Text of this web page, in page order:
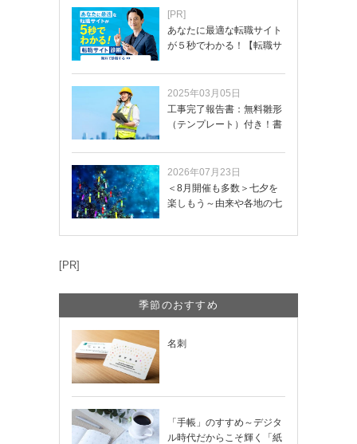
[PR]
あなたに最適な転職サイト
が５秒でわかる！【転職サ
2025年03月05日
工事完了報告書：無料雛形
（テンプレート）付き！書
2026年07月23日
＜8月開催も多数＞七夕を
楽しもう～由来や各地の七
[PR]
季節のおすすめ
名刺
「手帳」のすすめ～デジタ
ル時代だからこそ輝く「紙